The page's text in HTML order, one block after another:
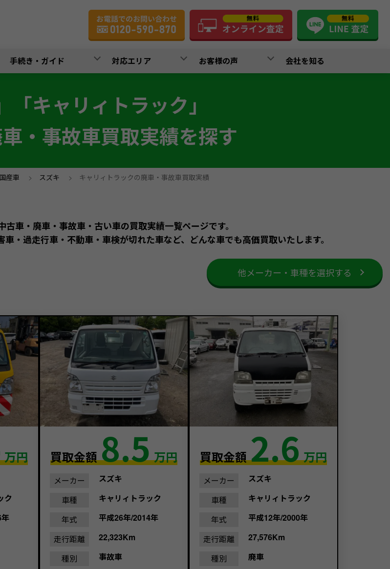
手続き・ガイド 対応エリア お客様の声 会社を知る
「キャリィトラック」
・事故車買取実績を探す
国産車 > スズキ > キャリィトラックの廃車・事故車買取実績
車・廃車・事故車・古い車の買取実績一覧ページです。
・過走行車・不動車・車検が切れた車など、どんな車でも高価買取いたします。
他メーカー・車種を選択する
万円
ク
買取金額8.5 万円
メーカー
スズキ
車種
キャリィトラック
年式
平成26年/2014年
走行距離
22,323Km
種別
事故車
買取金額2.6 万円
メーカー
スズキ
車種
キャリィトラック
年式
平成12年/2000年
走行距離
27,576Km
種別
廃車